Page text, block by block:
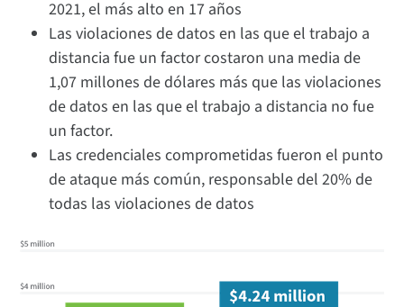
2021, el más alto en 17 años
Las violaciones de datos en las que el trabajo a
distancia fue un factor costaron una media de
1,07 millones de dólares más que las violaciones
de datos en las que el trabajo a distancia no fue
un factor.
Las credenciales comprometidas fueron el punto
de ataque más común, responsable del 20% de
todas las violaciones de datos